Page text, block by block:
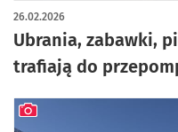
Ubrania, zabawki,
trafiają do
26.02.2026
artykuł z galerią zdjęć